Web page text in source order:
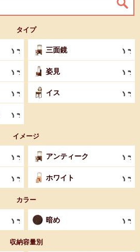
タイプ
三面鏡
姿見
イス
イメージ
アンティーク
ホワイト
カラー
暗め
収納容量別